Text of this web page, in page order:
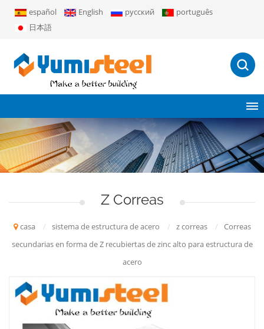
español English русский
português
日本語
Z Correas
casa / sistema de estructura de acero / z correas /
Correas
secundarias en forma de Z recubiertas de zinc alto para estructura de
acero